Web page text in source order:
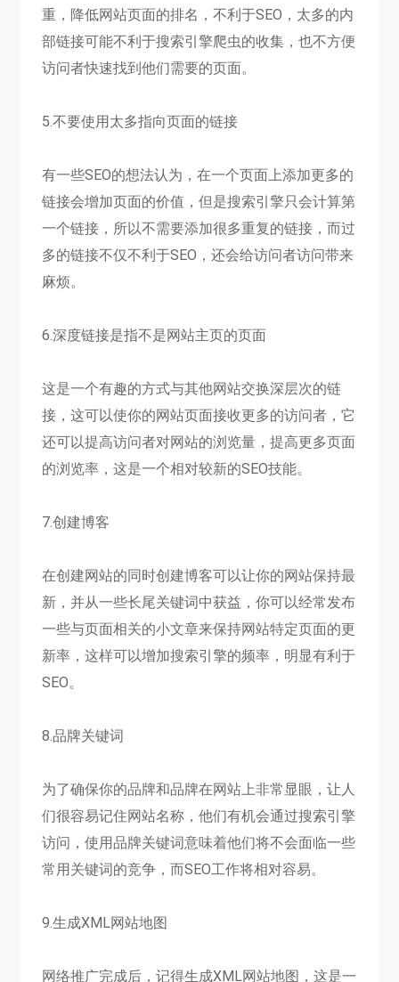
重，降低网站页面的排名，不利于SEO，太多的内
部链接可能不利于搜索引擎爬虫的收集，也不方便
访问者快速找到他们需要的页面。
5.不要使用太多指向页面的链接
有一些SEO的想法认为，在一个页面上添加更多的
链接会增加页面的价值，但是搜索引擎只会计算第
一个链接，所以不需要添加很多重复的链接，而过
多的链接不仅不利于SEO，还会给访问者访问带来
麻烦。
6.深度链接是指不是网站主页的页面
这是一个有趣的方式与其他网站交换深层次的链
接，这可以使你的网站页面接收更多的访问者，它
还可以提高访问者对网站的浏览量，提高更多页面
的浏览率，这是一个相对较新的SEO技能。
7.创建博客
在创建网站的同时创建博客可以让你的网站保持最
新，并从一些长尾关键词中获益，你可以经常发布
一些与页面相关的小文章来保持网站特定页面的更
新率，这样可以增加搜索引擎的频率，明显有利于
SEO。
8.品牌关键词
为了确保你的品牌和品牌在网站上非常显眼，让人
们很容易记住网站名称，他们有机会通过搜索引擎
访问，使用品牌关键词意味着他们将不会面临一些
常用关键词的竞争，而SEO工作将相对容易。
9.生成XML网站地图
网络推广完成后，记得生成XML网站地图，这是一